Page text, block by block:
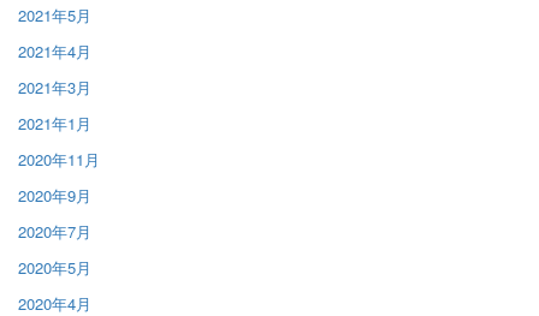
2021年5月
2021年4月
2021年3月
2021年1月
2020年11月
2020年9月
2020年7月
2020年5月
2020年4月